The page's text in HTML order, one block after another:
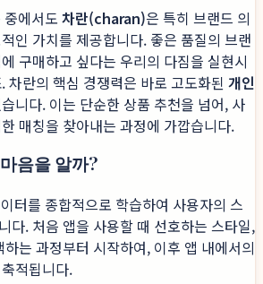
에서도 차란(charan)은 특히 브랜드 의
인 가치를 제공합니다. 좋은 품질의 브랜
구매하고 싶다는 우리의 다짐을 실현시
차란의 핵심 경쟁력은 바로 고도화된 개인
니다. 이는 단순한 상품 추천을 넘어, 사
매칭을 찾아내는 과정에 가깝습니다.
음을 알까?
터를 종합적으로 학습하여 사용자의 스
다. 처음 앱을 사용할 때 선호하는 스타일,
는 과정부터 시작하여, 이후 앱 내에서의
적됩니다.